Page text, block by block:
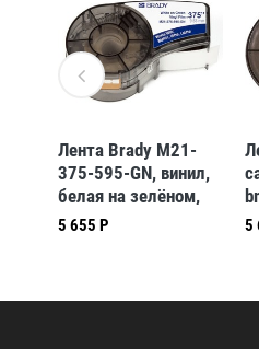
Лента Brady M21-
375-595-GN, винил,
белая на зелёном,
9,53 ммх6,4 м
5 655 Р 5